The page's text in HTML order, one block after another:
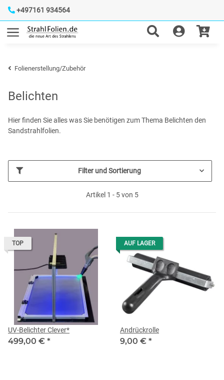
+497161 934564
Folienerstellung/Zubehör
Belichten
Hier finden Sie alles was Sie benötigen zum Thema Belichten den
Sandstrahlfolien.
Filter und Sortierung
Artikel 1 - 5 von 5
TOP
UV-Belichter Clever*
499,00 € *
AUF LAGER
Andrückrolle
9,00 € *